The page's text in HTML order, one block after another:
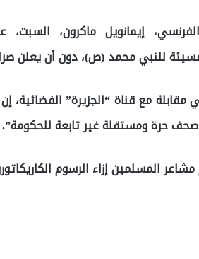
إيمانويل ماكرون،
للنبي محمد (ص)، دون أن يعلن
مع قناة “الجزيرة” الفضائية،
حرة ومستقلة غير تابعة للحكومة”.
المسلمين إزاء الرسوم